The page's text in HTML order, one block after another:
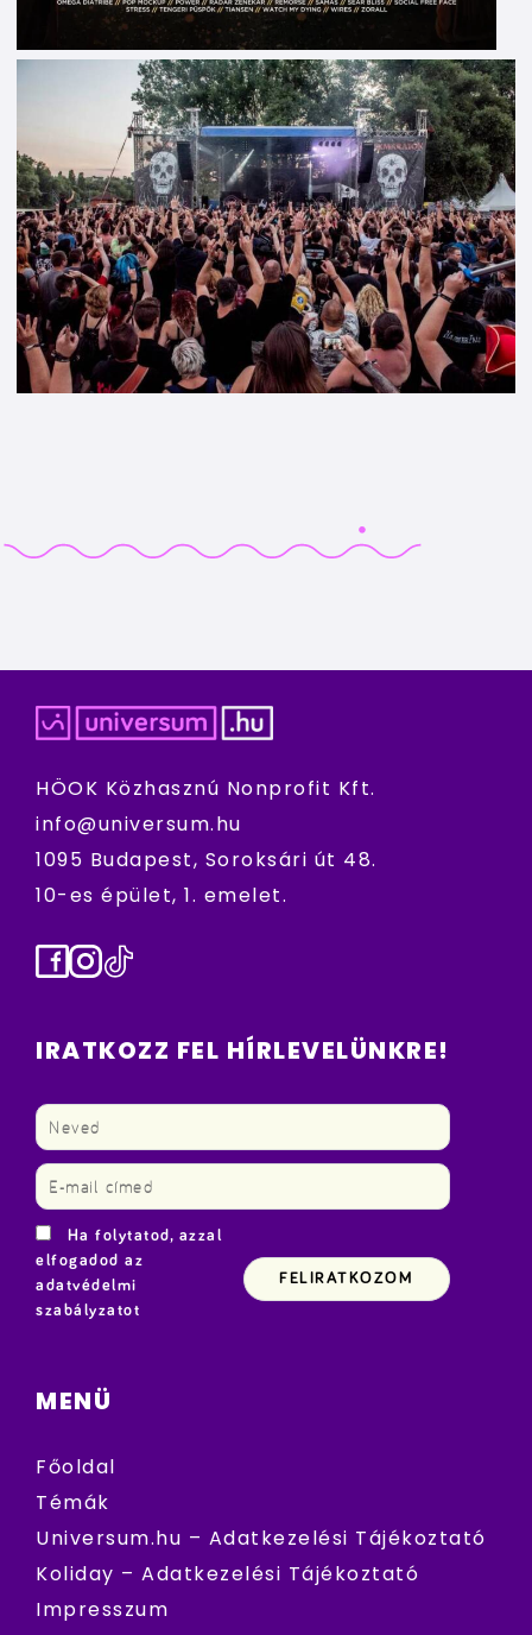
HÖOK Közhasznú Nonprofit Kft.
info@universum.hu
1095 Budapest, Soroksári út 48.
10-es épület, 1. emelet.
Facebook
Instagram
TikTok
IRATKOZZ FEL HÍRLEVELÜNKRE!
Ha folytatod, azzal
elfogadod az
adatvédelmi
szabályzatot
MENÜ
Főoldal
Témák
Universum.hu – Adatkezelési Tájékoztató
Koliday – Adatkezelési Tájékoztató
Impresszum